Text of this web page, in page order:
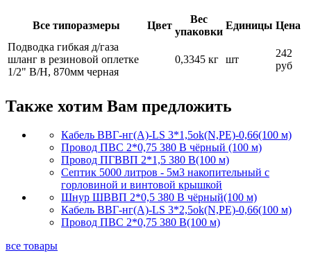
Все типоразмеры Цвет
Вес
упаковки
Единицы Цена
Подводка гибкая д/газа
шланг в резиновой оплетке
1/2" В/Н, 870мм черная
0,3345 кг шт
242
руб
Также хотим Вам предложить
Кабель ВВГ-нг(А)-LS 3*1,5ok(N,PE)-0,66(100 м)
Провод ПВС 2*0,75 380 В чёрный (100 м)
Провод ПГВВП 2*1,5 380 В(100 м)
Септик 5000 литров - 5м3 накопительный с
горловиной и винтовой крышкой
Шнур ШВВП 2*0,5 380 В чёрный(100 м)
Кабель ВВГ-нг(А)-LS 3*2,5ok(N,PE)-0,66(100 м)
Провод ПВС 2*0,75 380 В(100 м)
все товары